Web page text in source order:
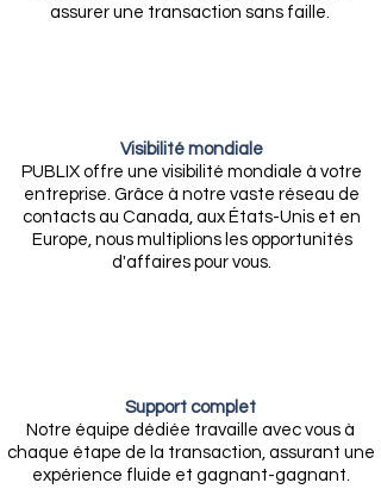
assurer une transaction sans faille.
Visibilité mondiale
PUBLIX offre une visibilité mondiale à votre
entreprise. Grâce à notre vaste réseau de
contacts au Canada, aux États-Unis et en
Europe, nous multiplions les opportunités
d'affaires pour vous.
Support complet
Notre équipe dédiée travaille avec vous à
chaque étape de la transaction, assurant une
expérience fluide et gagnant-gagnant.